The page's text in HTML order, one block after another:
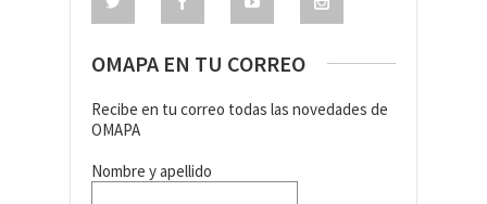
OMAPA EN TU CORREO
Recibe en tu correo todas las novedades de
OMAPA
Nombre y apellido